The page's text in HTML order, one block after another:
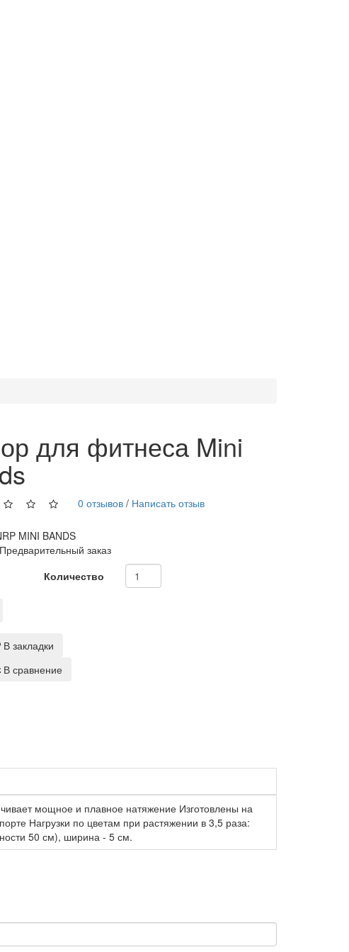
для фитнеса Mini
0 отзывов/ Написать отзыв
MINI BANDS
Предварительный заказ
Количество
В закладки
В сравнение
мощное и плавное натяжение Изготовлены на
Нагрузки по цветам при растяжении в 3,5 раза:
50 см), ширина - 5 см.